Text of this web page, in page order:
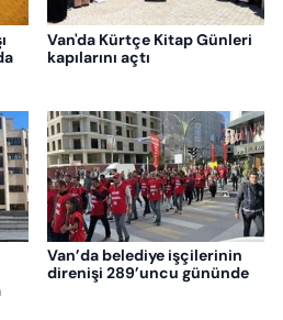
Van'da Kürtçe Kitap Günleri
kapılarını açtı
Van’da belediye işçilerinin
direnişi 289’uncu gününde